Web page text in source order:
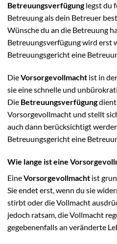
Betreuungsverfügunglegst du
Betreuung als dein Betreuer
Wünsche du an die Betreuung
Betreuungsverfügung wird erst
Betreuungsgericht eine
DieVorsorgevollmacht ist in
sie eine schnelle und
Die Betreuungsverfügungdient
Vorsorgevollmacht und stellt
auch dann berücksichtigt
Betreuungsgericht eine
Wie lange ist eine
EineVorsorgevollmacht ist
Sie endet erst, wenn du sie
stirbt oder die Vollmacht
jedoch ratsam, die Vollmacht
gegebenenfalls an veränderte